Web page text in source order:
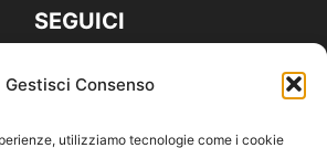
Gestisci Consenso
utilizziamo tecnologie come i cookie
SEGUICI